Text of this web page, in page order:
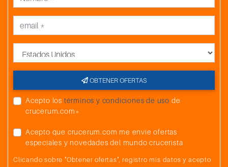
OBTENER OFERTAS
Acepto los términos y condiciones de uso de
crucerum.com*
Acepto que crucerum.com me envíe ofertas
especiales y novedades del mundo crucerista
Clicando sobre "Obtener ofertas", registro mis datos y acepto